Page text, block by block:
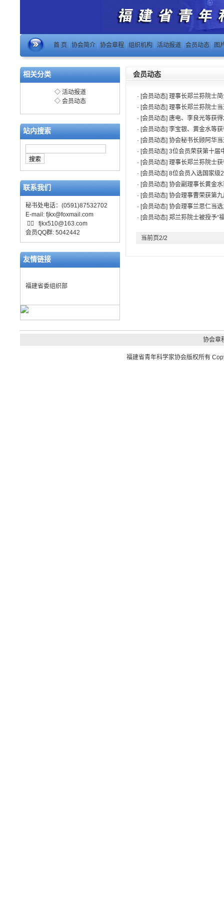
首 页 协会简介 协会章程 组织机构 活动报道 会员动态 图
相关分类
◇ 活动报道
◇ 会员动态
站内搜索
联系我们
秘书处电话：(0591)87532702
E-mail: fjkx@foxmail.com
 fjkx510@163.com
会员QQ群: 5042442
友情链接
福建省委组织部
会员动态
· [会员动态] 理事长郑兰荪院士
· [会员动态] 理事长郑兰荪院士
· [会员动态] 唐电、李良光等获
· [会员动态] 李宝银、黄金水等
· [会员动态] 协会秘书长顾阿华
· [会员动态] 3位会员荣获第十届
· [会员动态] 理事长郑兰荪院士
· [会员动态] 8位会员入选国家级
· [会员动态] 协会副理事长黄金
· [会员动态] 协会理事曹荣获第
· [会员动态] 协会理事兰思仁当
· [会员动态] 郑兰荪院士被授予“
当前页2/2
协会章
福建省青年科学家协会版权所有